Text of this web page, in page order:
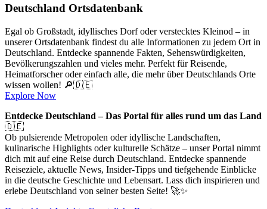
Deutschland Ortsdatenbank
Egal ob Großstadt, idyllisches Dorf oder verstecktes Kleinod – in
unserer Ortsdatenbank findest du alle Informationen zu jedem Ort in
Deutschland. Entdecke spannende Fakten, Sehenswürdigkeiten,
Bevölkerungszahlen und vieles mehr. Perfekt für Reisende,
Heimatforscher oder einfach alle, die mehr über Deutschlands Orte
wissen wollen! 🔎🇩🇪
Explore Now
Entdecke Deutschland – Das Portal für alles rund um das Land
🇩🇪
Ob pulsierende Metropolen oder idyllische Landschaften,
kulinarische Highlights oder kulturelle Schätze – unser Portal nimmt
dich mit auf eine Reise durch Deutschland. Entdecke spannende
Reiseziele, aktuelle News, Insider-Tipps und tiefgehende Einblicke
in die deutsche Geschichte und Lebensart. Lass dich inspirieren und
erlebe Deutschland von seiner besten Seite! 🚀✨